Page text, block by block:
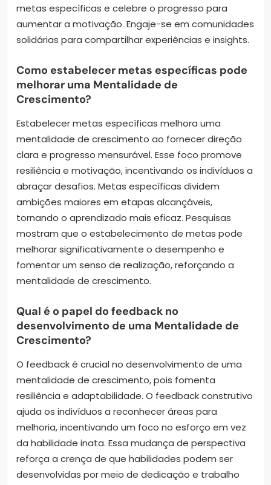
metas específicas e celebre o progresso para
aumentar a motivação. Engaje-se em comunidades
solidárias para compartilhar experiências e insights.
Como estabelecer metas específicas pode
melhorar uma Mentalidade de
Crescimento?
Estabelecer metas específicas melhora uma
mentalidade de crescimento ao fornecer direção
clara e progresso mensurável. Esse foco promove
resiliência e motivação, incentivando os indivíduos a
abraçar desafios. Metas específicas dividem
ambições maiores em etapas alcançáveis,
tornando o aprendizado mais eficaz. Pesquisas
mostram que o estabelecimento de metas pode
melhorar significativamente o desempenho e
fomentar um senso de realização, reforçando a
mentalidade de crescimento.
Qual é o papel do feedback no
desenvolvimento de uma Mentalidade de
Crescimento?
O feedback é crucial no desenvolvimento de uma
mentalidade de crescimento, pois fomenta
resiliência e adaptabilidade. O feedback construtivo
ajuda os indivíduos a reconhecer áreas para
melhoria, incentivando um foco no esforço em vez
da habilidade inata. Essa mudança de perspectiva
reforça a crença de que habilidades podem ser
desenvolvidas por meio de dedicação e trabalho